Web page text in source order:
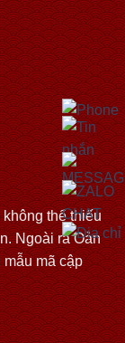
thể thiếu
Ngoài ra Oản
mã cập